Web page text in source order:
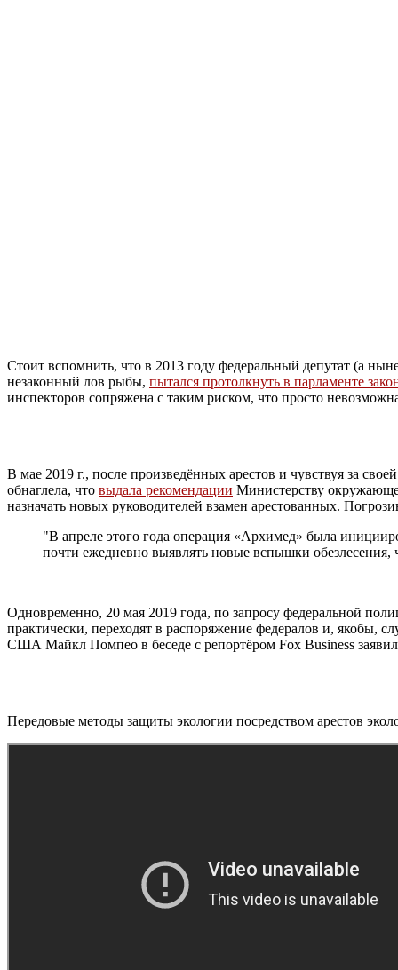
Стоит вспомнить, что в 2013 году федеральный депутат (а
незаконный лов рыбы, пытался протолкнуть в парламенте
инспекторов сопряжена с таким риском, что просто
В мае 2019 г., после произведённых арестов и чувствуя за
обнаглела, что выдала рекомендации Министерству
назначать новых руководителей взамен арестованных.
"В апреле этого года операция «Архимед» была
почти ежедневно выявлять новые вспышки
Одновременно, 20 мая 2019 года, по запросу федеральной
практически, переходят в распоряжение федералов и, якобы,
США Майкл Помпео в беседе с репортёром Fox Business
Передовые методы защиты экологии посредством арестов